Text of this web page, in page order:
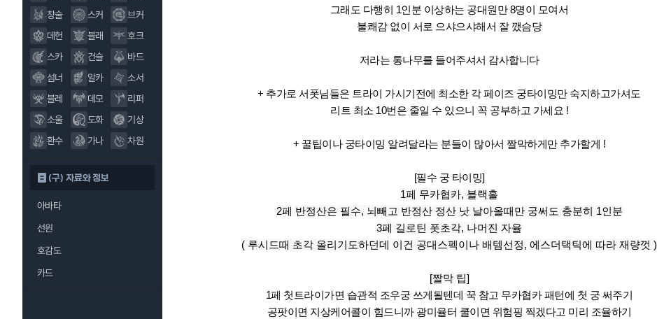
창술
스커
브커
데헌
블래
호크
스카
건슬
바드
섬너
알카
소서
블레
데모
리퍼
소울
도화
기상
환수
가나 차원
(구) 자료와 정보
아바타
선원
호감도
카드
그래도 다행히 1인분 이상하는 공대원만 8명이 모여서
불쾌감 없이 서로 으샤으샤해서 잘 깼슴당
저라는 통나무를 들어주셔서 감사합니다
+ 추가로 서폿님들은 트라이 가시기전에 최소한 각 페이즈 궁타이밍만 숙지하고가셔도
리트 최소 10번은 줄일 수 있으니 꼭 공부하고 가세요 !
+ 꿀팁이나 궁타이밍 알려달라는 분들이 많아서 짤막하게만 추가할게 !
[필수 궁 타이밍]
1페 무카협카, 블랙홀
2페 반정산은 필수, 뇌빼고 반정산 정산 낫 날아올때만 궁써도 충분히 1인분
3페 길로틴 폿초각, 나머진 자율
( 루시드때 초각 올리기도하던데 이건 공대스펙이나 배템선정, 에스더택틱에 따라 재량껏 )
[짤막 팁]
1페 첫트라이가면 습관적 조우궁 쓰게될텐데 꾹 참고 무카협카 패턴에 첫 궁 써주기
공팟이면 지상케어콜이 힘드니까 광미율터 쿨이면 위험핑 찍겠다고 미리 조율하기